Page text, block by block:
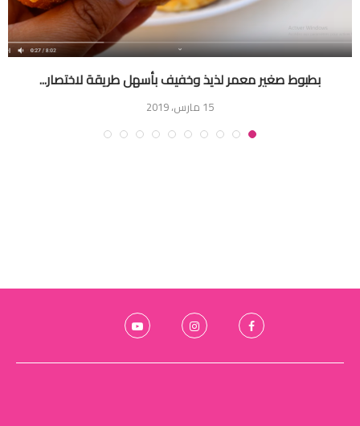
بطبوط صغير معمر لذيذ وخفيف بأسهل طريقة لاختصار...
15 مارس، 2019